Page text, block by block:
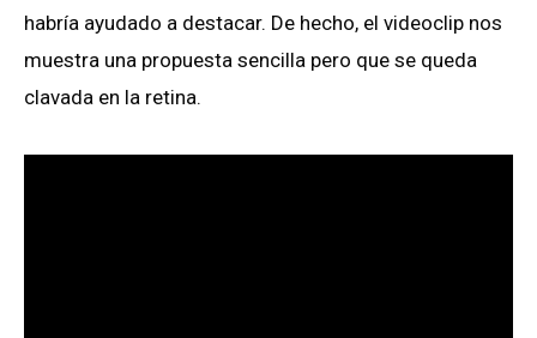
habría ayudado a destacar. De hecho, el videoclip nos
muestra una propuesta sencilla pero que se queda
clavada en la retina.